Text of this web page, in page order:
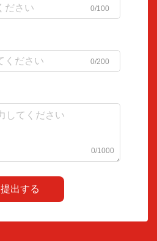
0/100
0/200
0/1000
提出する